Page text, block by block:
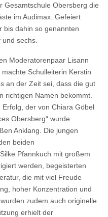
Gesamtschule Obersberg die
im Audimax. Gefeiert
bis dahin so genannten
sechs.
Moderatorenpaar Lisann
Schulleiterin Kerstin
an der Zeit sei, dass die gut
richtigen Namen bekommt.
der von Chiara Göbel
Obersberg“ wurde
Anklang. Die jungen
beiden
Pfannkuch mit großem
werden, begeisterten
die mit viel Freude
hoher Konzentration und
zudem auch originelle
erhielt der